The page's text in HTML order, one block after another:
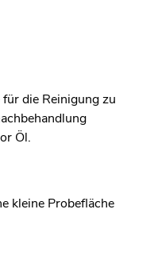
die Reinigung zu
Öl.
kleine Probefläche